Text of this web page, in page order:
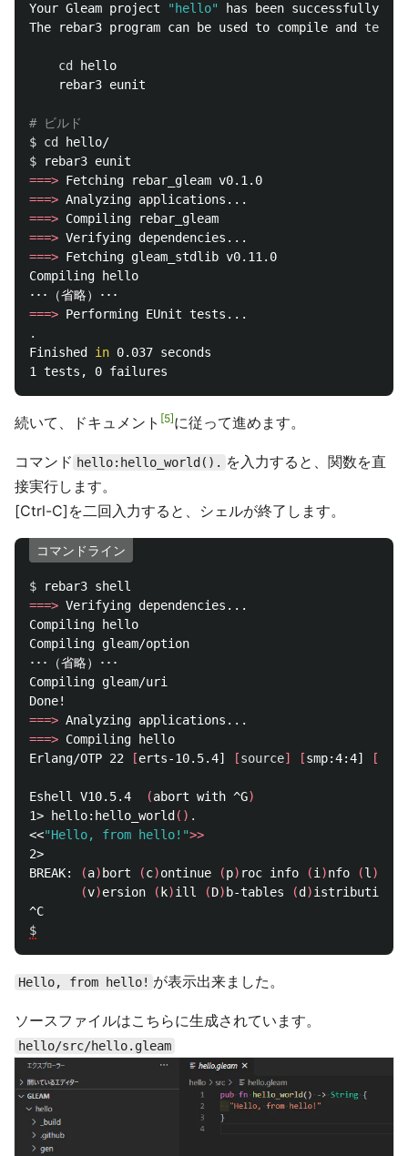
Your Gleam project "hello"
has been successfully
The rebar3 program can be used to compile and test
cd
hello
    rebar3 eunit
# ビルド
$ cd
$
===>
===>
===>
===>
===> Fetching gleam_stdlib v0.11.0
Compiling hello
===>
.
Finished in 0.037 seconds
続いて、ドキュメント 5 に従って進めます。
コマンド hello:hello_world(). を入力すると、関数を直
接実行します。
[Ctrl-C]を二回入力すると、シェルが終了します。
コマンドライン
$
===> Verifying dependencies...
Compiling hello
Compiling gleam/option
･･･（省略）･･･
Compiling gleam/uri
===>
===> Compiling hello
Erlang/OTP 22
[erts-10.5.4] [source] [smp:4:4] [
Eshell V10.5.4 (abort with ^G)
1> hello:hello_world () .
<<"Hello, from hello!">>
2>
BREAK:
(a) bort (c)ontinue (p) roc info (i)nfo (l)
(v)ersion ( k)ill (D) b-tables (d )istribution
$
Hello, from hello! が表示出来ました。
ソースファイルはこちらに生成されています。
hello/src/hello.gleam